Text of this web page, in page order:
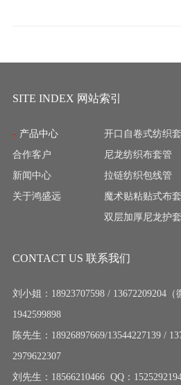
SITE INDEX 网站索引
产品中心
合作客户
新闻中心
关于鸿盛远
开口自卷式纺织
尼龙纺织布套管
拉链纺织包线管
魔术贴粘贴式布
双层加厚尼龙护套
CONTACT US 联系我们
刘小姐：18923707598 / 13672209204
1942599898
陈先生：18926897669/13544227139 /
2979622307
刘先生：18566210466 QQ：